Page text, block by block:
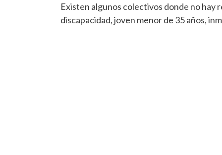
Existen algunos colectivos donde no hay
discapacidad, joven menor de 35 años,